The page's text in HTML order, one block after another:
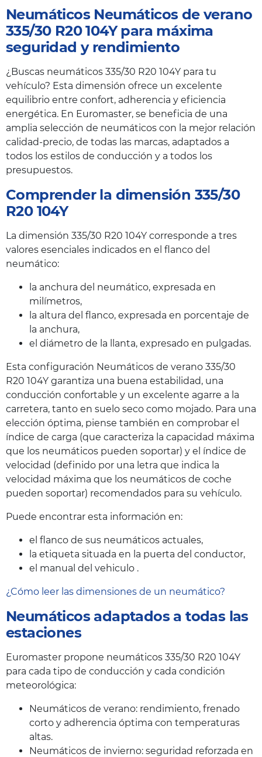
Neumáticos Neumáticos de verano
335/30 R20 104Y para máxima
seguridad y rendimiento
¿Buscas neumáticos 335/30 R20 104Y para tu
vehículo? Esta dimensión ofrece un excelente
equilibrio entre confort, adherencia y eficiencia
energética. En Euromaster, se beneficia de una
amplia selección de neumáticos con la mejor relación
calidad-precio, de todas las marcas, adaptados a
todos los estilos de conducción y a todos los
presupuestos.
Comprender la dimensión 335/30
R20 104Y
La dimensión 335/30 R20 104Y corresponde a tres
valores esenciales indicados en el flanco del
neumático:
la anchura del neumático, expresada en
milímetros,
la altura del flanco, expresada en porcentaje de
la anchura,
el diámetro de la llanta, expresado en pulgadas.
Esta configuración Neumáticos de verano 335/30
R20 104Y garantiza una buena estabilidad, una
conducción confortable y un excelente agarre a la
carretera, tanto en suelo seco como mojado. Para una
elección óptima, piense también en comprobar el
índice de carga (que caracteriza la capacidad máxima
que los neumáticos pueden soportar) y el índice de
velocidad (definido por una letra que indica la
velocidad máxima que los neumáticos de coche
pueden soportar) recomendados para su vehículo.
Puede encontrar esta información en:
el flanco de sus neumáticos actuales,
la etiqueta situada en la puerta del conductor,
el manual del vehiculo .
¿Cómo leer las dimensiones de un neumático?
Neumáticos adaptados a todas las
estaciones
Euromaster propone neumáticos 335/30 R20 104Y
para cada tipo de conducción y cada condición
meteorológica:
Neumáticos de verano: rendimiento, frenado
corto y adherencia óptima con temperaturas
altas.
Neumáticos de invierno: seguridad reforzada en